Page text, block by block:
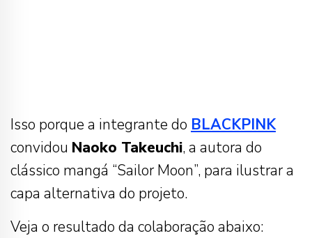
Isso porque a integrante do BLACKPINK
convidou Naoko Takeuchi, a autora do
clássico mangá “Sailor Moon”, para ilustrar a
capa alternativa do projeto.
Veja o resultado da colaboração abaixo: